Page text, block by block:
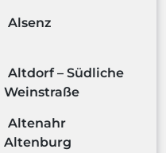
Alsenz
Altdorf – Südliche
Weinstraße
Altenahr
Altenburg